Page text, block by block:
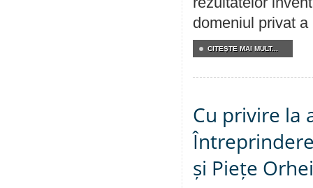
domeniul privat a
CITEŞTE MAI MULT...
Cu privire la
și Piețe